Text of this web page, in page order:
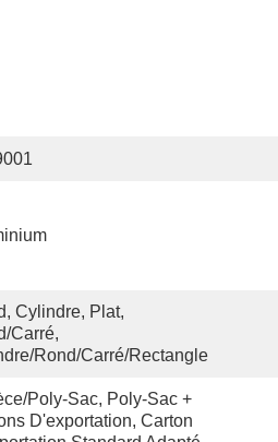
Cylindre, Plat,
carré,
rond/carré/rectangle
poly-Sac, Poly-Sac +
D'exportation, Carton